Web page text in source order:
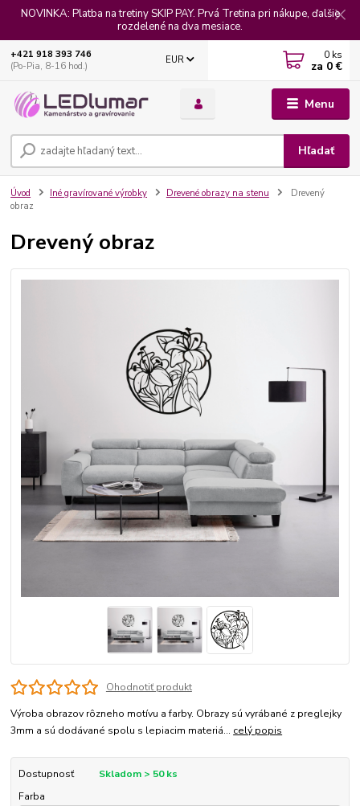
NOVINKA: Platba na tretiny SKIP PAY. Prvá Tretina pri nákupe, ďalšie
rozdelené na dva mesiace.
Menu
EUR
Hľadať
+421 918 393 746
(Po-Pia, 8-16 hod.)
0 ks
za 0 €
Úvod Iné gravírované výrobky Drevené obrazy na stenu
Drevený
obraz
Drevený obraz
Ohodnotiť produkt
Výroba obrazov rôzneho motívu a farby. Obrazy sú vyrábané z preglejky
3mm a sú dodávané spolu s lepiacim materiá... celý popis
Dostupnosť
Skladom > 50 ks
Farba